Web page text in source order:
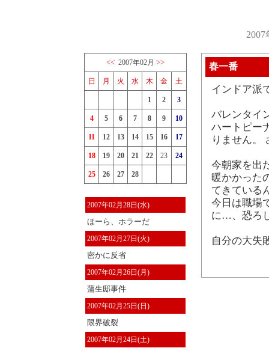
<< 2007年02月 >>
日 月 火 水 木 金 土
1 2 3
4 5 6 7 8 9 10
11 12 13 14 15 16 17
18 19 20 21 22 23 24
25 26 27 28
2007年02月28日(水)
ほーら、ホラーだ
2007年02月27日(火)
密かに反省
2007年02月26日(月)
蒲生邸事件
2007年02月25日(日)
限界破裂
2007年02月24日(土)
春一番
インドア派
バレンタイ
ハートピー
りません。
今朝家を出
暖かかった
てきている
今日は職場
に…、恐ろ
自分の大失